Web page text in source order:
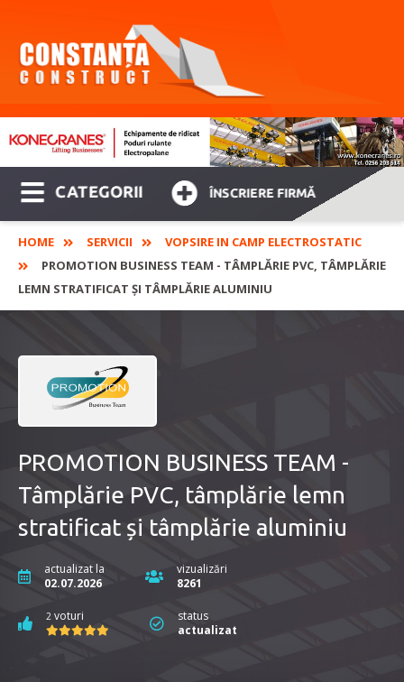
CATEGORII ÎNSCRIERE FIRMĂ
HOME SERVICII
VOPSIRE IN CAMP ELECTROSTATIC
PROMOTION BUSINESS TEAM - TÂMPLĂRIE PVC, TÂMPLĂRIE
LEMN STRATIFICAT ȘI TÂMPLĂRIE ALUMINIU
PROMOTION BUSINESS TEAM -
Tâmplărie PVC, tâmplărie lemn
stratificat și tâmplărie aluminiu
actualizat la
02.07.2026
vizualizări
8261
2 voturi
status
actualizat